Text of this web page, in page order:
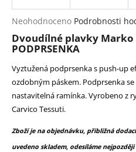
Průměrné
hodnocení
produktu
je
0,0
5
hvězdiček.
Neohodnoceno Podrobnosti
Dvoudílné plavky Marko
PODPRSENKA
Vyztužená podprsenka s push-up
ozdobným páskem. Podprsenka
nastavitelná ramínka. Vyrobeno z
Carvico Tessuti.
Zboží je na objednávku, přibližná
uvedeno skladem, odesíláme
o
p
o
r
č
u
j
e
m
e